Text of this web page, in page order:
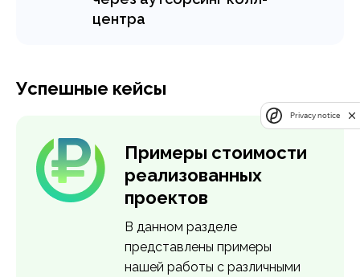
продаж по телефону.
центра
регистратуры – это
Автоматизация поддержки
клиентов поможет
разгрузить сотрудников,
сократить расходы и
повысить качество
Узнать подробнее >
Успешные кейсы
Примеры стоимости
реализованных
проектов
В данном разделе
представлены примеры
нашей работы с различными
Privacy notice